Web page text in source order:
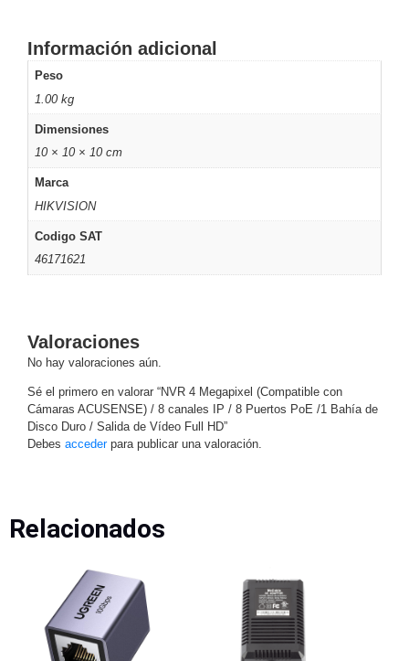
Dash
Cams y
Cams
AccesoriosBody
Cams
(Portátiles)Cámaras
Móviles
Cams
Videoporteros
e
Interfonos
Información adicional
Peso
1.00 kg
Dimensiones
10 × 10 × 10 cm
Marca
HIKVISION
Codigo SAT
46171621
Valoraciones
No hay valoraciones aún.
Sé el primero en valorar “NVR 4 Megapixel (Compatible con
Cámaras ACUSENSE) / 8 canales IP / 8 Puertos PoE /1 Bahía de
Disco Duro / Salida de Vídeo Full HD”
Debes accederpara publicar una valoración.
Relacionados